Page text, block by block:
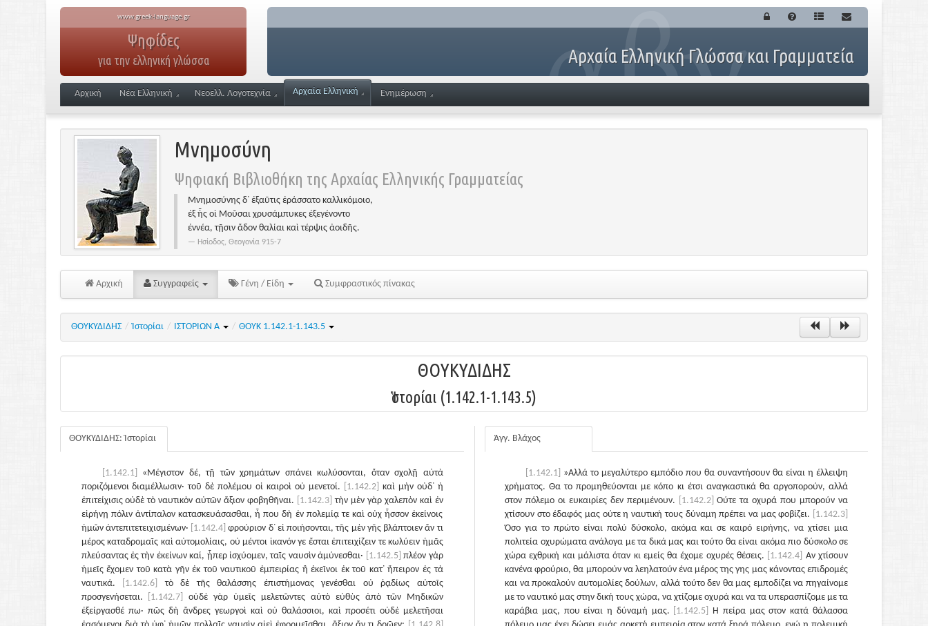
www.greek-language.gr
Ψηφίδες
για την ελληνική γλώσσα Αρχαία Ελληνική Γλώσσα και Γραμματεία
Αρχική Νέα Ελληνική Νεοελλ. Λογοτεχνία Αρχαία Ελληνική Ενημέρωση
Μνημοσύνη
Ψηφιακή Βιβλιοθήκη της Αρχαίας Ελληνικής Γραμματείας
Μνημοσύνης δ᾽ ἐξαῦτις ἐράσσατο καλλικόμοιο,
ἐξ ἧς οἱ Μοῦσαι χρυσάμπυκες ἐξεγένοντο
ἐννέα, τῇσιν ἅδον θαλίαι καὶ τέρψις ἀοιδῆς.
Ησίοδος, Θεογονία 915-7
Αρχική Συγγραφείς Γένη / Είδη Συμφραστικός πίνακας
ΘΟΥΚΥΔΙΔΗΣ / Ἱστορίαι / ΙΣΤΟΡΙΩΝ Α / ΘΟΥΚ 1.142.1-1.143.5
ΘΟΥΚΥΔΙΔΗΣ
Ἱστορίαι (1.142.1-1.143.5)
ΘΟΥΚΥΔΙΔΗΣ: Ἱστορίαι
[1.142.1] «Μέγιστον δέ, τῇ τῶν χρημάτων σπάνει κωλύσονται, ὅταν σχολῇ αὐτὰ
ποριζόμενοι διαμέλλωσιν· τοῦ δὲ πολέμου οἱ καιροὶ οὐ μενετοί.
[1.142.2] καὶ μὴν οὐδ᾽ ἡ
ἐπιτείχισις οὐδὲ τὸ ναυτικὸν αὐτῶν ἄξιον φοβηθῆναι.
[1.142.3]τὴν μὲν γὰρ χαλεπὸν καὶ ἐν
εἰρήνῃ πόλιν ἀντίπαλον κατασκευάσασθαι, ἦ που δὴ ἐν πολεμίᾳ τε καὶ οὐχ ἧσσον ἐκείνοις
ἡμῶν ἀντεπιτετειχισμένων· [1.142.4]φρούριον δ᾽ εἰ ποιήσονται, τῆς μὲν γῆς βλάπτοιεν ἄν τι
μέρος καταδρομαῖς καὶ αὐτομολίαις, οὐ μέντοι ἱκανόν γε ἔσται ἐπιτειχίζειν τε κωλύειν ἡμᾶς
πλεύσαντας ἐς τὴν ἐκείνων καί, ᾗπερ ἰσχύομεν, ταῖς ναυσὶν ἀμύνεσθαι·
[1.142.5]πλέον γὰρ
ἡμεῖς ἔχομεν τοῦ κατὰ γῆν ἐκ τοῦ ναυτικοῦ ἐμπειρίας ἢ ἐκεῖνοι ἐκ τοῦ κατ᾽ ἤπειρον ἐς τὰ
ναυτικά.
[1.142.6]τὸ δὲ τῆς θαλάσσης ἐπιστήμονας γενέσθαι οὐ ῥᾳδίως αὐτοῖς
προσγενήσεται.
[1.142.7]οὐδὲ γὰρ ὑμεῖς μελετῶντες αὐτὸ εὐθὺς ἀπὸ τῶν Μηδικῶν
ἐξείργασθέ πω· πῶς δὴ ἄνδρες γεωργοὶ καὶ οὐ θαλάσσιοι, καὶ προσέτι οὐδὲ μελετῆσαι
Άγγ. Βλάχος
[1.142.1] »Αλλά το μεγαλύτερο εμπόδιο που θα συναντήσουν θα είναι η έλλειψη
χρήματος. Θα το προμηθεύονται με κόπο κι έτσι αναγκαστικά θα αργοπορούν, αλλά
στον πόλεμο οι ευκαιρίες δεν περιμένουν.
[1.142.2] Ούτε τα οχυρά που μπορούν να
χτίσουν στο έδαφός μας ούτε η ναυτική τους δύναμη πρέπει να μας φοβίζει.
[1.142.3]
Όσο για το πρώτο είναι πολύ δύσκολο, ακόμα και σε καιρό ειρήνης, να χτίσει μια
πολιτεία οχυρώματα ανάλογα με τα δικά μας και τούτο θα είναι ακόμα πιο δύσκολο σε
χώρα εχθρική και μάλιστα όταν κι εμείς θα έχομε οχυρές θέσεις.
[1.142.4] Αν χτίσουν
κανένα φρούριο, θα μπορούν να λεηλατούν ένα μέρος της γης μας κάνοντας επιδρομές
και να προκαλούν αυτομολίες δούλων, αλλά τούτο δεν θα μας εμποδίζει να πηγαίνομε
με το ναυτικό μας στην δική τους χώρα, να χτίζομε οχυρά και να τα υπερασπίζομε με τα
καράβια μας, που είναι η δύναμή μας.
[1.142.5]
Η πείρα μας στον κατά θάλασσα